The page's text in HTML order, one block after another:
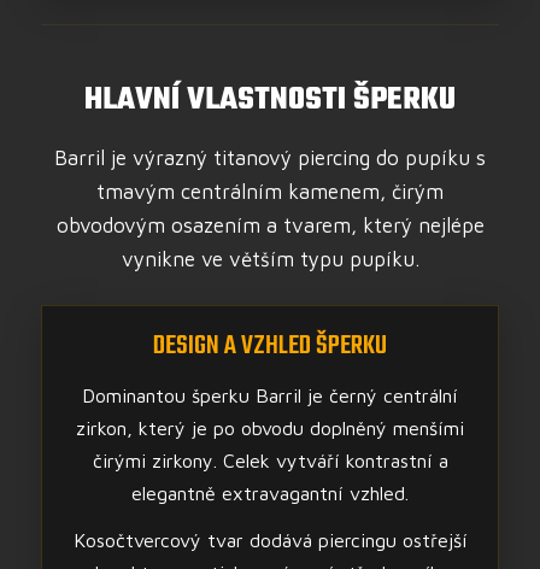
HLAVNÍ VLASTNOSTI ŠPERKU
Barril je výrazný titanový piercing do pupíku s
tmavým centrálním kamenem, čirým
obvodovým osazením a tvarem, který nejlépe
vynikne ve větším typu pupíku.
DESIGN A VZHLED ŠPERKU
Dominantou šperku Barril je černý centrální
zirkon, který je po obvodu doplněný menšími
čirými zirkony. Celek vytváří kontrastní a
elegantně extravagantní vzhled.
Kosočtvercový tvar dodává piercingu ostřejší